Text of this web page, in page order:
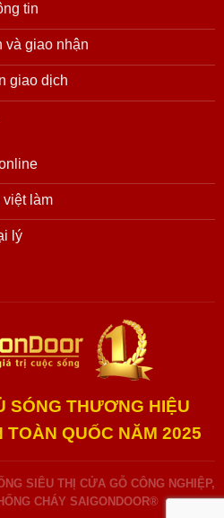
tin
và giao nhận
giao dịch
việt làm
lý
SÓNG THƯƠNG HIỆU
TOÀN QUỐC NĂM 2025
SIÊU THỊ CỬA GỖ CÔNG NGHIỆP,
CHÁY SAIGONDOOR®